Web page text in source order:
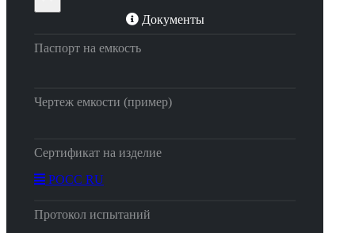
Документы
Паспорт на емкость
Чертеж емкости (пример)
Сертификат на изделие
РОСС RU
Протокол испытаний